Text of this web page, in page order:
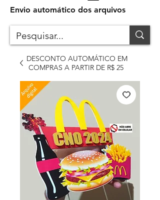
DESCONTO AUTOMÁTICO EM
COMPRAS A PARTIR DE R$ 25
Envio automático dos arquivos